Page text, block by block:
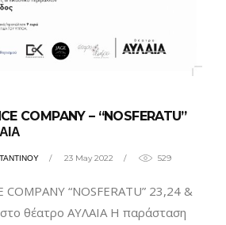
COMPANY – “NOSFERATU”
23 May 2022 529
COMPANY “NOSFERATU” 23,24 &
θέατρο ΑΥΛΑΙΑ Η παράσταση